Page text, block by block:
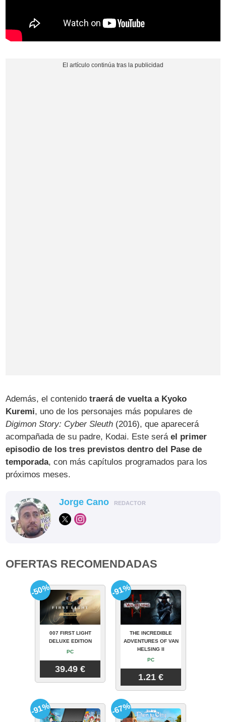
Además, el contenidotraerá de vuelta a Kyoko
Kuremi, uno de los personajes más populares de
Digimon Story: Cyber Sleuth (2016), que aparecerá
acompañada de su padre, Kodai. Este seráel primer
episodio de los tres previstos dentro del Pase de
temporada, con más capítulos programados para los
próximos meses.
Jorge Cano REDACTOR
OFERTAS RECOMENDADAS
007 FIRST LIGHT
DELUXE EDITION
PC
39.49 €
-50%
THE INCREDIBLE
ADVENTURES OF VAN
HELSING II
PC
1.21 €
-91%
-91% -67%